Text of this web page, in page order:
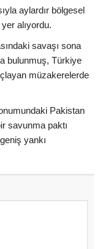
aylardır bölgesel
alıyordu.
savaşı sona
bulunmuş, Türkiye
müzakerelerde
Pakistan
savunma paktı
yankı